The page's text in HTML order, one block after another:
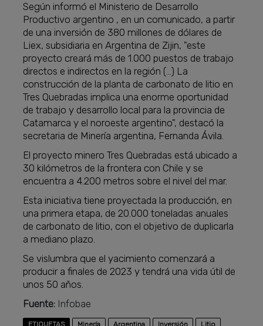
Según informó el Ministerio de Desarrollo
Productivo argentino , en un comunicado, a partir
de una inversión de 380 millones de dólares de
Liex, subsidiaria en Argentina de Zijin, "este
proyecto creará más de 1.000 puestos de trabajo
directos e indirectos en la región (...) La
construcción de la planta de carbonato de litio en
Tres Quebradas implica una enorme oportunidad
de trabajo y desarrollo local para la provincia de
Catamarca y el noroeste argentino", destacó la
secretaria de Minería argentina, Fernanda Ávila.
El proyecto minero Tres Quebradas está ubicado a
30 kilómetros de la frontera con Chile y se
encuentra a 4.200 metros sobre el nivel del mar.
Esta iniciativa tiene proyectada la producción, en
una primera etapa, de 20.000 toneladas anuales
de carbonato de litio, con el objetivo de duplicarla
a mediano plazo.
Se vislumbra que el yacimiento comenzará a
producir a finales de 2023 y tendrá una vida útil de
unos 50 años.
Fuente: Infobae
ETIQUETAS Minería Argentina Inversión
Litio